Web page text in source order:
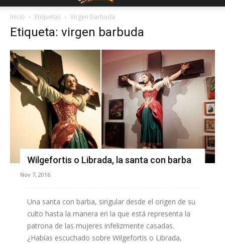
Inicio Etiquetas Virgen barbuda
Etiqueta: virgen barbuda
Wilgefortis o Librada, la santa con barba
Nov 7, 2016
Una santa con barba, singular desde el origen de su
culto hasta la manera en la que está representa la
patrona de las mujeres infelizmente casadas.
¿Habías escuchado sobre Wilgefortis o Librada,